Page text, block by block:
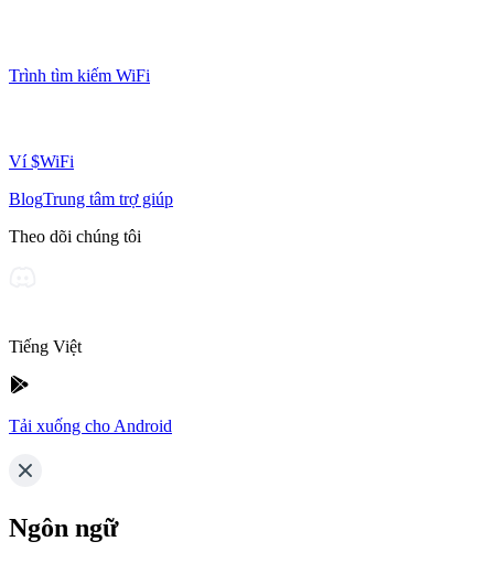
Trình tìm kiếm WiFi
Ví $WiFi
BlogTrung tâm trợ giúp
Theo dõi chúng tôi
Tiếng Việt
Tải xuống cho Android
Ngôn ngữ